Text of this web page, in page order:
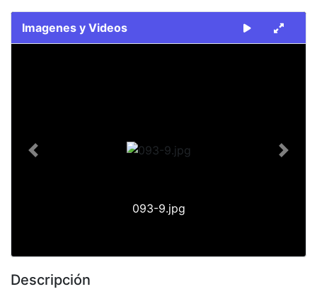
Imagenes y Videos
093-9.jpg
Previous Next
Descripción